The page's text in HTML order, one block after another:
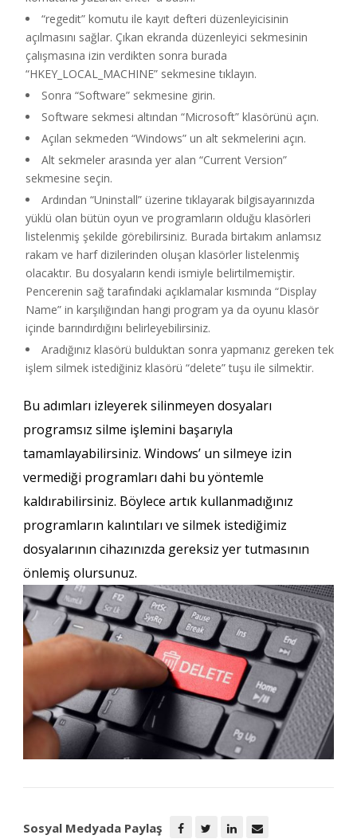
“regedit” komutu ile kayıt defteri düzenleyicisinin
açılmasını sağlar. Çıkan ekranda düzenleyici sekmesinin
çalışmasına izin verdikten sonra burada
“HKEY_LOCAL_MACHINE” sekmesine tıklayın.
Sonra “Software” sekmesine girin.
Software sekmesi altından “Microsoft” klasörünü açın.
Açılan sekmeden “Windows” un alt sekmelerini açın.
Alt sekmeler arasında yer alan “Current Version”
sekmesine seçin.
Ardından “Uninstall” üzerine tıklayarak bilgisayarınızda
yüklü olan bütün oyun ve programların olduğu klasörleri
listelenmiş şekilde görebilirsiniz. Burada birtakım anlamsız
rakam ve harf dizilerinden oluşan klasörler listelenmiş
olacaktır. Bu dosyaların kendi ismiyle belirtilmemiştir.
Pencerenin sağ tarafındaki açıklamalar kısmında “Display
Name” in karşılığından hangi program ya da oyunu klasör
içinde barındırdığını belirleyebilirsiniz.
Aradığınız klasörü bulduktan sonra yapmanız gereken tek
işlem silmek istediğiniz klasörü “delete” tuşu ile silmektir.
Bu adımları izleyereksilinmeyen dosyaları
programsız silme işlemini başarıyla
tamamlayabilirsiniz. Windows’ un silmeye izin
vermediği programları dahi bu yöntemle
kaldırabilirsiniz. Böylece artık kullanmadığınız
programların kalıntıları ve silmek istediğimiz
dosyalarının cihazınızda gereksiz yer tutmasının
önlemiş olursunuz.
Sosyal Medyada Paylaş